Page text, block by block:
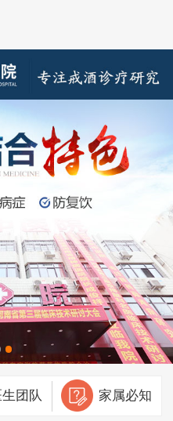
生团队 家属必知